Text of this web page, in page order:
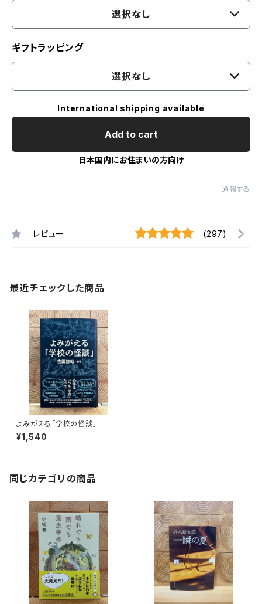
選択なし
ギフトラッピング
選択なし
International shipping available
Add to cart
日本国内にお住まいの方向け
通報する
レビュー (297)
最近チェックした商品
よみがえる「学校の怪談」
¥1,540
同じカテゴリの商品